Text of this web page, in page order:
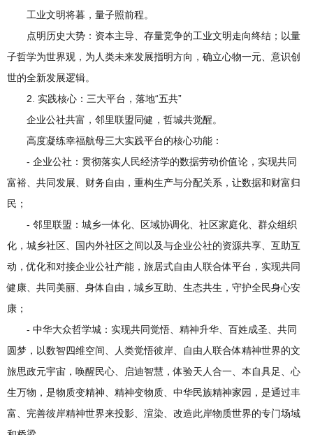
工业文明将暮，量子照前程。
点明历史大势：资本主导、存量竞争的工业文明走向终结；以量
子哲学为世界观，为人类未来发展指明方向，确立心物一元、意识创
世的全新发展逻辑。
2. 实践核心：三大平台，落地“五共”
企业公社共富，邻里联盟同健，哲城共觉醒。
高度凝练幸福航母三大实践平台的核心功能：
- 企业公社：贯彻落实人民经济学的数据劳动价值论，实现共同
富裕、共同发展、财务自由，重构生产与分配关系，让数据和财富归
民；
- 邻里联盟：城乡一体化、区域协调化、社区家庭化、群众组织
化，城乡社区、国内外社区之间以及与企业公社的资源共享、互助互
动，优化和对接企业公社产能，旅居式自由人联合体平台，实现共同
健康、共同美丽、身体自由，城乡互助、生态共生，守护全民身心安
康；
- 中华大众哲学城：实现共同觉悟、精神升华、百姓成圣、共同
圆梦，以数智四维空间、人类觉悟彼岸、自由人联合体精神世界的文
旅思政元宇宙，唤醒民心、启迪智慧，体验天人合一、本自具足、心
生万物，是物质变精神、精神变物质、中华民族精神家园，是通过丰
富、完善彼岸精神世界来投影、渲染、改造此岸物质世界的专门场域